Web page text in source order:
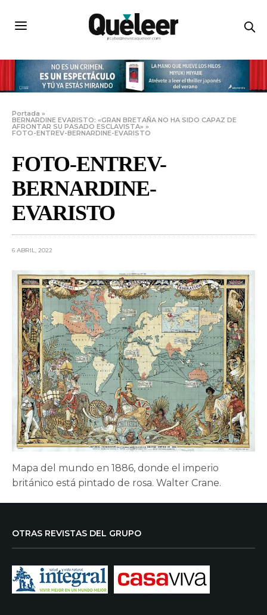
Portada »
BERNARDINE EVARISTO: «GRAN BRETAÑA NO HA SIDO CAPAZ DE
AFRONTAR SU PASADO ESCLAVISTA» »
FOTO-ENTREV-BERNARDINE-EVARISTO
FOTO-ENTREV-
BERNARDINE-
EVARISTO
6 ABRIL, 2022
Mapa del mundo en 1886, donde el imperio
británico está pintado de rosa. Walter Crane.
OTRAS REVISTAS DEL GRUPO